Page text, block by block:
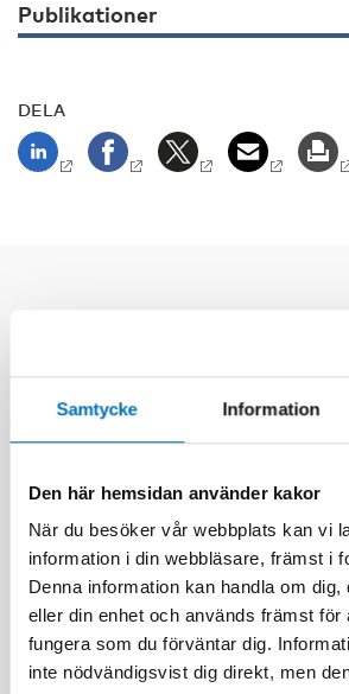
Samtycke Information
Den här hemsidan använder kakor
När du besöker vår webbplats kan vi
information i din webbläsare, främst i
Denna information kan handla om dig,
eller din enhet och används främst för
fungera som du förväntar dig.
inte nödvändigsvist dig direkt, men
Publikationer
DELA
Relaterade